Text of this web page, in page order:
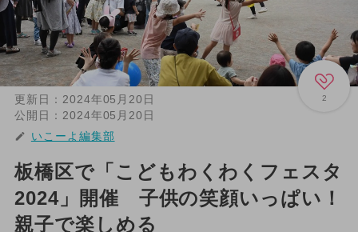
2
更新日： 2024年05月20日
公開日： 2024年05月20日
いこーよ編集部
板橋区で「こどもわくわくフェスタ
2024」開催 子供の笑顔いっぱい！
親子で楽しめる